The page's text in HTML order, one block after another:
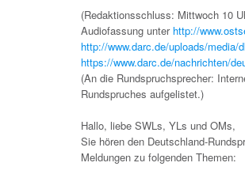
(Redaktionsschluss: Mittwoch 10
Audiofassung unter http://
http://www.darc.de/uploads/media/
https://www.darc.de/nachrichten/
(An die Rundspruchsprecher:
Rundspruches aufgelistet.)
Hallo, liebe SWLs, YLs und OMs,
Sie hören den Deutschland-
Meldungen zu folgenden Themen: